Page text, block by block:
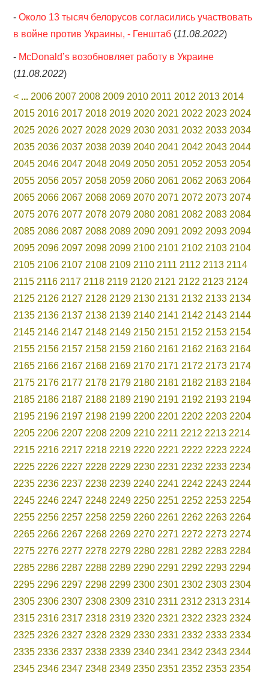
-Около 13 тысяч белорусов согласились участвовать
в войне против Украины, - Генштаб (11.08.2022)
- McDonald’s возобновляет работу в Украине
(11.08.2022)
< ... 2006 2007 2008 2009 2010 2011 2012 2013 2014
2015 2016 2017 2018 2019 2020 2021 2022 2023 2024
2025 2026 2027 2028 2029 2030 2031 2032 2033 2034
2035 2036 2037 2038 2039 2040 2041 2042 2043 2044
2045 2046 2047 2048 2049 2050 2051 2052 2053 2054
2055 2056 2057 2058 2059 2060 2061 2062 2063 2064
2065 2066 2067 2068 2069 2070 2071 2072 2073 2074
2075 2076 2077 2078 2079 2080 2081 2082 2083 2084
2085 2086 2087 2088 2089 2090 2091 2092 2093 2094
2095 2096 2097 2098 2099 2100 2101 2102 2103 2104
2105 2106 2107 2108 2109 2110 2111 2112 2113 2114
2115 2116 2117 2118 2119 2120 2121 2122 2123 2124
2125 2126 2127 2128 2129 2130 2131 2132 2133 2134
2135 2136 2137 2138 2139 2140 2141 2142 2143 2144
2145 2146 2147 2148 2149 2150 2151 2152 2153 2154
2155 2156 2157 2158 2159 2160 2161 2162 2163 2164
2165 2166 2167 2168 2169 2170 2171 2172 2173 2174
2175 2176 2177 2178 2179 2180 2181 2182 2183 2184
2185 2186 2187 2188 2189 2190 2191 2192 2193 2194
2195 2196 2197 2198 2199 2200 2201 2202 2203 2204
2205 2206 2207 2208 2209 2210 2211 2212 2213 2214
2215 2216 2217 2218 2219 2220 2221 2222 2223 2224
2225 2226 2227 2228 2229 2230 2231 2232 2233 2234
2235 2236 2237 2238 2239 2240 2241 2242 2243 2244
2245 2246 2247 2248 2249 2250 2251 2252 2253 2254
2255 2256 2257 2258 2259 2260 2261 2262 2263 2264
2265 2266 2267 2268 2269 2270 2271 2272 2273 2274
2275 2276 2277 2278 2279 2280 2281 2282 2283 2284
2285 2286 2287 2288 2289 2290 2291 2292 2293 2294
2295 2296 2297 2298 2299 2300 2301 2302 2303 2304
2305 2306 2307 2308 2309 2310 2311 2312 2313 2314
2315 2316 2317 2318 2319 2320 2321 2322 2323 2324
2325 2326 2327 2328 2329 2330 2331 2332 2333 2334
2335 2336 2337 2338 2339 2340 2341 2342 2343 2344
2345 2346 2347 2348 2349 2350 2351 2352 2353 2354